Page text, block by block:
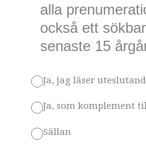
alla
också ett
senaste 15
Ja, jag läser
Ja, som komplement
Sällan